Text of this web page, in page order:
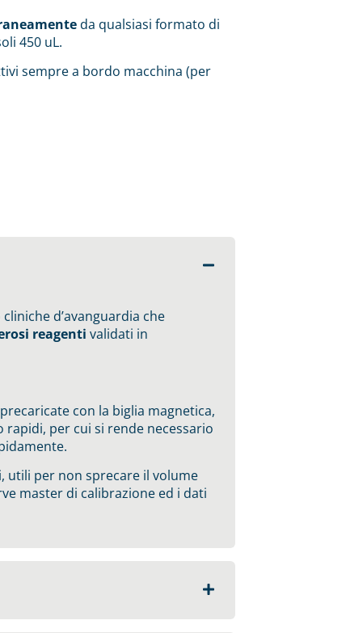
da qualsiasi formato di
450 uL.
sempre a bordo macchina (per
d’avanguardia che
reagenti validati in
con la biglia magnetica,
per cui si rende necessario
per non sprecare il volume
master di calibrazione ed i dati